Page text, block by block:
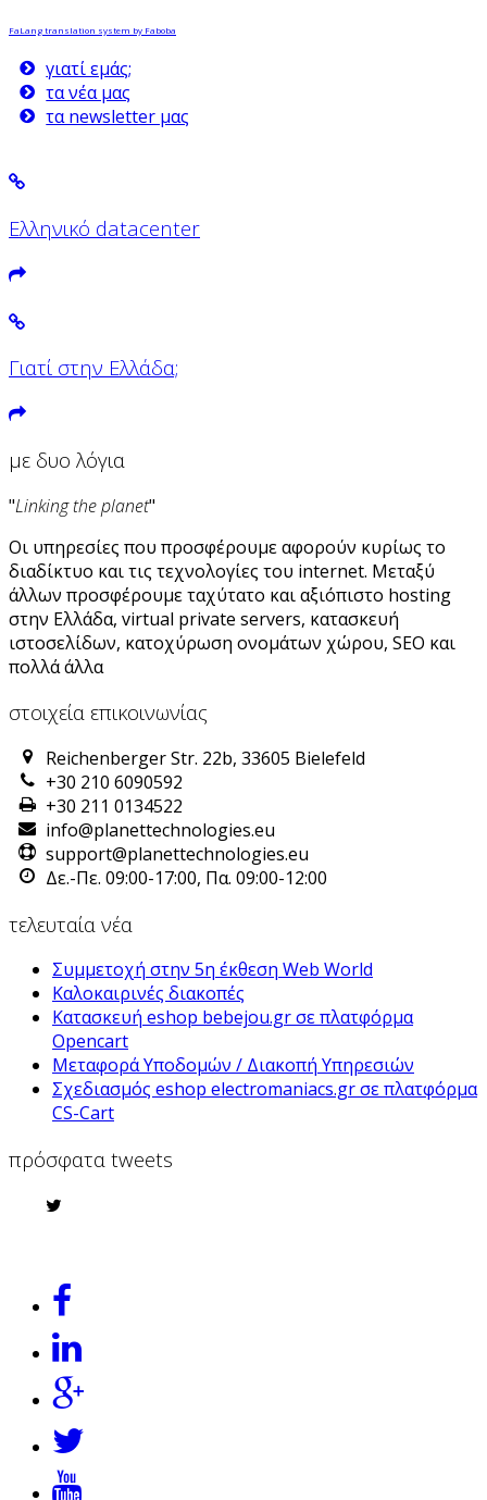
FaLang translation system by Faboba
γιατί εμάς;
τα νέα μας
τα newsletter μας
Ελληνικό datacenter
Γιατί στην Ελλάδα;
με δυο λόγια
"Linking the planet"
Οι υπηρεσίες που προσφέρουμε αφορούν κυρίως το
διαδίκτυο και τις τεχνολογίες του internet. Μεταξύ
άλλων προσφέρουμε ταχύτατο και αξιόπιστο hosting
στην Ελλάδα, virtual private servers, κατασκευή
ιστοσελίδων, κατοχύρωση ονομάτων χώρου, SEO και
πολλά άλλα
στοιχεία επικοινωνίας
Reichenberger Str. 22b, 33605 Bielefeld
+30 210 6090592
+30 211 0134522
info@planettechnologies.eu
support@planettechnologies.eu
Δε.-Πε. 09:00-17:00, Πα. 09:00-12:00
τελευταία νέα
Συμμετοχή στην 5η έκθεση Web World
Καλοκαιρινές διακοπές
Κατασκευή eshop bebejou.gr σε πλατφόρμα
Opencart
Μεταφορά Υποδομών / Διακοπή Υπηρεσιών
Σχεδιασμός eshop electromaniacs.gr σε πλατφόρμα
CS-Cart
πρόσφατα tweets